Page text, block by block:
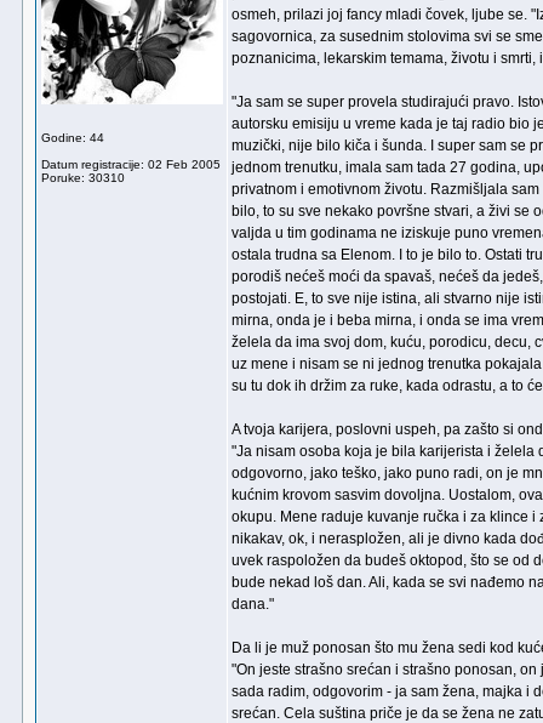
Godine: 44
Datum registracije: 02 Feb 2005
Poruke: 30310
osmeh, prilazi joj fancy mladi čovek, ljube se.
sagovornica, za susednim stolovima svi se
poznanicima, lekarskim temama, životu i
"Ja sam se super provela studirajući pravo.
autorsku emisiju u vreme kada je taj radio bio
muzički, nije bilo kiča i šunda. I super sam se
jednom trenutku, imala sam tada 27 godina,
privatnom i emotivnom životu. Razmišljala
bilo, to su sve nekako površne stvari, a živi se
valjda u tim godinama ne iziskuje puno
ostala trudna sa Elenom. I to je bilo to. Ostati
porodiš nećeš moći da spavaš, nećeš da
postojati. E, to sve nije istina, ali stvarno nije
mirna, onda je i beba mirna, i onda se ima
želela da ima svoj dom, kuću, porodicu, decu,
uz mene i nisam se ni jednog trenutka
su tu dok ih držim za ruke, kada odrastu, a to
A tvoja karijera, poslovni uspeh, pa zašto si
"Ja nisam osoba koja je bila karijerista i
odgovorno, jako teško, jako puno radi, on je
kućnim krovom sasvim dovoljna. Uostalom,
okupu. Mene raduje kuvanje ručka i za klince
nikakav, ok, i neraspložen, ali je divno kada
uvek raspoložen da budeš oktopod, što se od
bude nekad loš dan. Ali, kada se svi nađemo
dana."
Da li je muž ponosan što mu žena sedi kod
"On jeste strašno srećan i strašno ponosan,
sada radim, odgovorim - ja sam žena, majka i
srećan. Cela suština priče je da se žena ne